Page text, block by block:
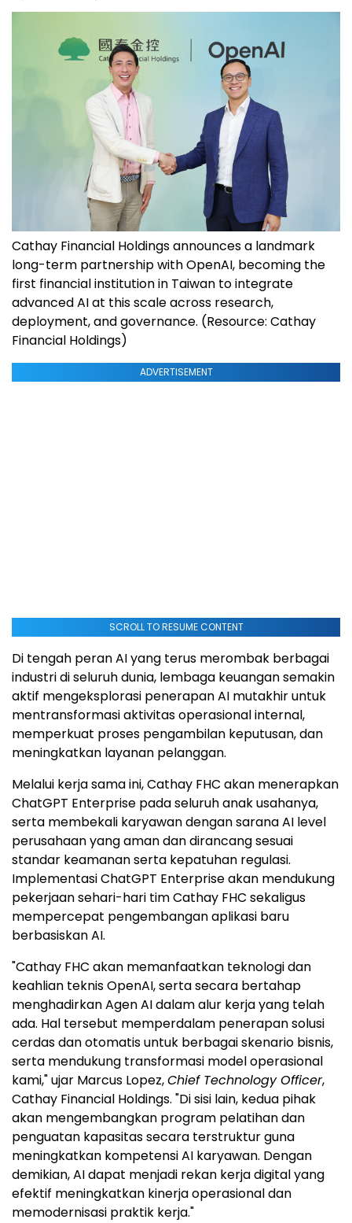
Cathay Financial Holdings announces a landmark
long-term partnership with OpenAI, becoming the
first financial institution in Taiwan to integrate
advanced AI at this scale across research,
deployment, and governance. (Resource: Cathay
Financial Holdings)
ADVERTISEMENT
SCROLL TO RESUME CONTENT
Di tengah peran AI yang terus merombak berbagai
industri di seluruh dunia, lembaga keuangan semakin
aktif mengeksplorasi penerapan AI mutakhir untuk
mentransformasi aktivitas operasional internal,
memperkuat proses pengambilan keputusan, dan
meningkatkan layanan pelanggan.
Melalui kerja sama ini, Cathay FHC akan menerapkan
ChatGPT Enterprise pada seluruh anak usahanya,
serta membekali karyawan dengan sarana AI level
perusahaan yang aman dan dirancang sesuai
standar keamanan serta kepatuhan regulasi.
Implementasi ChatGPT Enterprise akan mendukung
pekerjaan sehari-hari tim Cathay FHC sekaligus
mempercepat pengembangan aplikasi baru
berbasiskan AI.
"Cathay FHC akan memanfaatkan teknologi dan
keahlian teknis OpenAI, serta secara bertahap
menghadirkan Agen AI dalam alur kerja yang telah
ada. Hal tersebut memperdalam penerapan solusi
cerdas dan otomatis untuk berbagai skenario bisnis,
serta mendukung transformasi model operasional
kami," ujar Marcus Lopez,Chief Technology Officer,
Cathay Financial Holdings. "Di sisi lain, kedua pihak
akan mengembangkan program pelatihan dan
penguatan kapasitas secara terstruktur guna
meningkatkan kompetensi AI karyawan. Dengan
demikian, AI dapat menjadi rekan kerja digital yang
efektif meningkatkan kinerja operasional dan
memodernisasi praktik kerja."